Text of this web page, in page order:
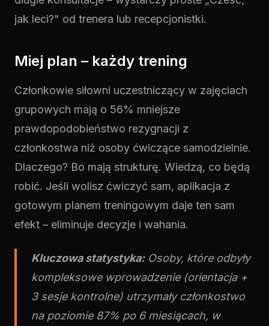
jak leci?" od trenera lub recepcjonistki.
Miej plan – każdy trening
Członkowie siłowni uczestniczący w zajęciach
grupowych mają o 56% mniejsze
prawdopodobieństwo rezygnacji z
członkostwa niż osoby ćwiczące samodzielnie.
Dlaczego? Bo mają strukturę. Wiedzą, co będą
robić. Jeśli wolisz ćwiczyć sam, aplikacja z
gotowym planem treningowym daje ten sam
efekt – eliminuje decyzje i wahania.
Kluczowa statystyka:Osoby, które odbyły
kompleksowe wprowadzenie (orientacja +
3 sesje kontrolne) utrzymały członkostwo
na poziomie 87% po 6 miesiącach, w